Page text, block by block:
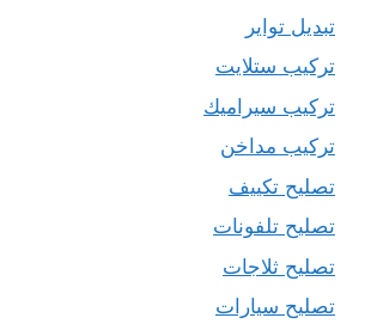
تبديل تواير
تركيب ستلايت
تركيب سيراميك
تركيب مداخن
تصليح تكييف
تصليح تلفونات
تصليح ثلاجات
تصليح سيارات